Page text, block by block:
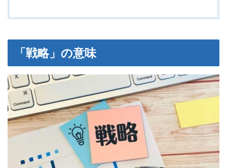
「戦略」の意味